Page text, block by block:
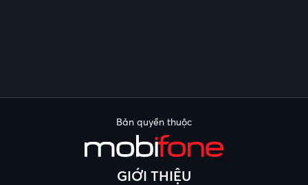
Bản quyền thuộc
GIỚI THIỆU